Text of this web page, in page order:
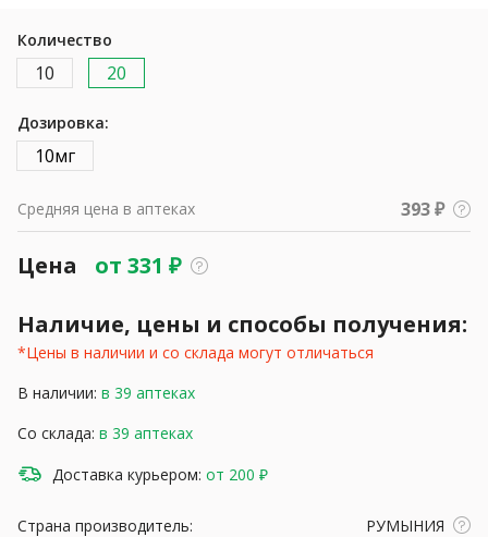
Количество
10 20
Дозировка:
10мг
Средняя цена в аптеках 393 ₽
Цена от 331 ₽
Наличие, цены и способы получения:
*Цены в наличии и со склада могут отличаться
В наличии: в 39 аптеках
Со склада: в 39 аптеках
Доставка курьером: от 200 ₽
Страна производитель:
РУМЫНИЯ